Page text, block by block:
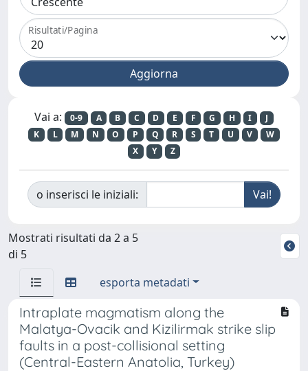
Risultati/Pagina
Vai a: 0-9 A B C D E F G H I
J
K
L M N O P Q R S T U V
W
X
Y Z
o inserisci le iniziali:
Mostrati risultati da 2 a 5
di 5
esporta metadati
Intraplate magmatism along the
Malatya-Ovacik and Kizilirmak strike slip
faults in a post-collisional setting
(Central-Eastern Anatolia, Turkey)